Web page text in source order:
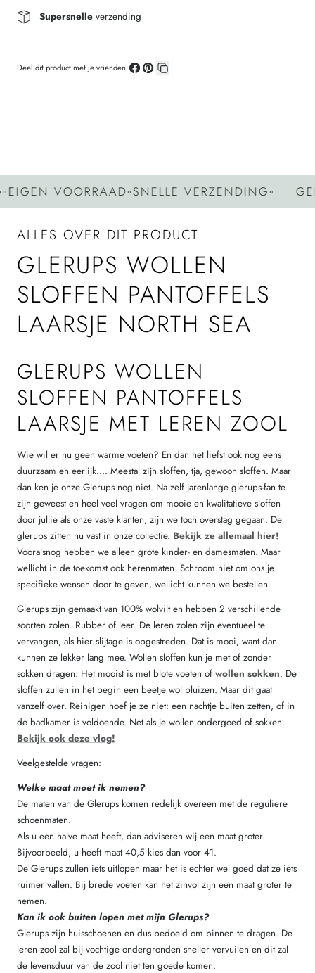
Supersnelleverzending
Deel dit product met je vrienden:
VOORRAAD◦SNELLE VERZENDING◦ GEEN
ALLES OVER DIT PRODUCT
GLERUPS WOLLEN
SLOFFEN PANTOFFELS
LAARSJE NORTH SEA
GLERUPS WOLLEN
SLOFFEN PANTOFFELS
LAARSJE MET LEREN ZOOL
Wie wil er nu geen warme voeten? En dan het liefst ook nog eens
duurzaam en eerlijk.... Meestal zijn sloffen, tja, gewoon sloffen. Maar
dan ken je onze Glerups nog niet. Na zelf jarenlange glerups-fan te
zijn geweest en heel veel vragen om mooie en kwalitatieve sloffen
door jullie als onze vaste klanten, zijn we toch overstag gegaan. De
glerups zitten nu vast in onze collectie. Bekijk ze allemaal hier!
Vooralsnog hebben we alleen grote kinder- en damesmaten. Maar
wellicht in de toekomst ook herenmaten. Schroom niet om ons je
specifieke wensen door te geven, wellicht kunnen we bestellen.
Glerups zijn gemaakt van 100% wolvilt en hebben 2 verschillende
soorten zolen. Rubber of leer. De leren zolen zijn eventueel te
vervangen, als hier slijtage is opgestreden. Dat is mooi, want dan
kunnen ze lekker lang mee. Wollen sloffen kun je met of zonder
sokken dragen. Het mooist is met blote voeten of wollen sokken. De
sloffen zullen in het begin een beetje wol pluizen. Maar dit gaat
vanzelf over. Reinigen hoef je ze niet: een nachtje buiten zetten, of in
de badkamer is voldoende. Net als je wollen ondergoed of sokken.
Bekijk ook deze vlog!
Veelgestelde vragen:
Welke maat moet ik nemen?
De maten van de Glerups komen redelijk overeen met de reguliere
schoenmaten.
Als u een halve maat heeft, dan adviseren wij een maat groter.
Bijvoorbeeld, u heeft maat 40,5 kies dan voor 41.
De Glerups zullen iets uitlopen maar het is echter wel goed dat ze iets
ruimer vallen. Bij brede voeten kan het zinvol zijn een maat groter te
nemen.
Kan ik ook buiten lopen met mijn Glerups?
Glerups zijn huisschoenen en dus bedoeld om binnen te dragen. De
leren zool zal bij vochtige ondergronden sneller vervuilen en dit zal
de levensduur van de zool niet ten goede komen.